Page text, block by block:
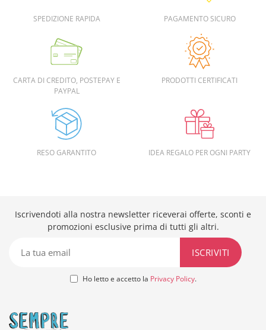
SPEDIZIONE RAPIDA PAGAMENTO SICURO
CARTA DI CREDITO, POSTEPAY E
PAYPAL
PRODOTTI CERTIFICATI
RESO GARANTITO IDEA REGALO PER OGNI PARTY
Iscrivendoti alla nostra newsletter riceverai offerte, sconti e
promozioni esclusive prima di tutti gli altri.
Ho letto e accetto la Privacy Policy.